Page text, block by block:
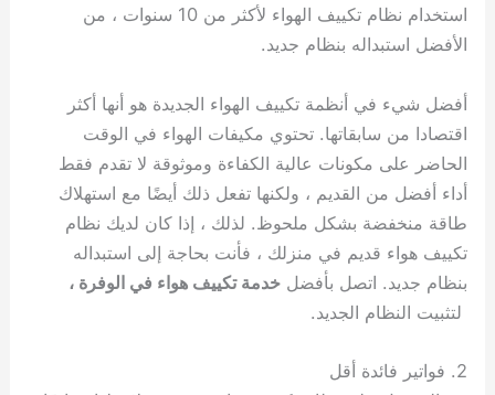
استخدام نظام تكييف الهواء لأكثر من 10 سنوات ، من
الأفضل استبداله بنظام جديد.
أفضل شيء في أنظمة تكييف الهواء الجديدة هو أنها أكثر
اقتصادا من سابقاتها. تحتوي مكيفات الهواء في الوقت
الحاضر على مكونات عالية الكفاءة وموثوقة لا تقدم فقط
أداء أفضل من القديم ، ولكنها تفعل ذلك أيضًا مع استهلاك
طاقة منخفضة بشكل ملحوظ. لذلك ، إذا كان لديك نظام
تكييف هواء قديم في منزلك ، فأنت بحاجة إلى استبداله
بنظام جديد. اتصل بأفضلخدمة تكييف هواء في الوفرة ،
لتثبيت النظام الجديد.
2. فواتير فائدة أقل